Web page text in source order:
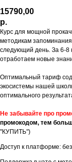
15790,00
р.
Курс для мощной
методикам
следующий день. За 6-8
отработаем новые
Оптимальный тариф
экосистемы нашей
оптимального
Не забывайте про
промокодом, тем
"КУПИТЬ")
Доступ к платформе: